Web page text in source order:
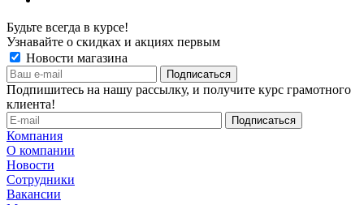
Будьте всегда в курсе!
Узнавайте о скидках и акциях первым
Новости магазина
Подпишитесь на нашу рассылку, и получите курс грамотного
клиента!
Компания
О компании
Новости
Сотрудники
Вакансии